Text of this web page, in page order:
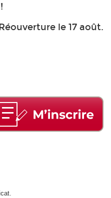
le 17 août.